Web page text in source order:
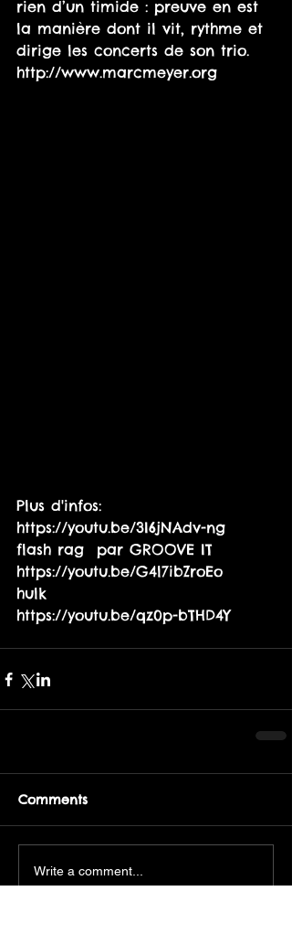
rien d’un timide : preuve en est
la manière dont il vit, rythme et
dirige les concerts de son trio.
http://www.marcmeyer.org
Plus d'infos:
https://youtu.be/3I6jNAdv-ng
flash rag  par GROOVE IT
https://youtu.be/G4l7ibZroEo
hulk
https://youtu.be/qz0p-bTHD4Y
Comments
Write a comment...